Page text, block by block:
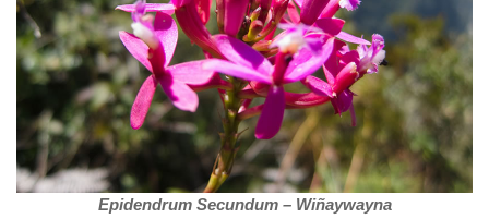
Epidendrum Secundum – Wiñaywayna